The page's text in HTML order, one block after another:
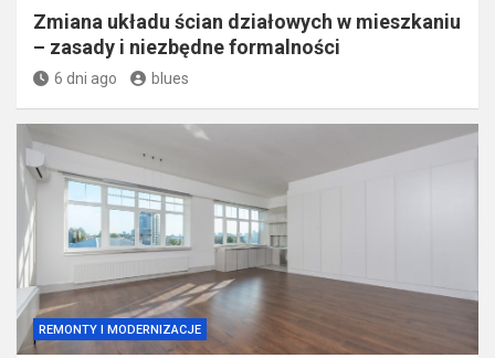
Zmiana układu ścian działowych w mieszkaniu
– zasady i niezbędne formalności
6 dni ago blues
REMONTY I MODERNIZACJE